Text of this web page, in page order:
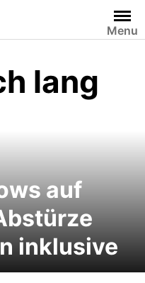
Menu
lang
auf
inklusive